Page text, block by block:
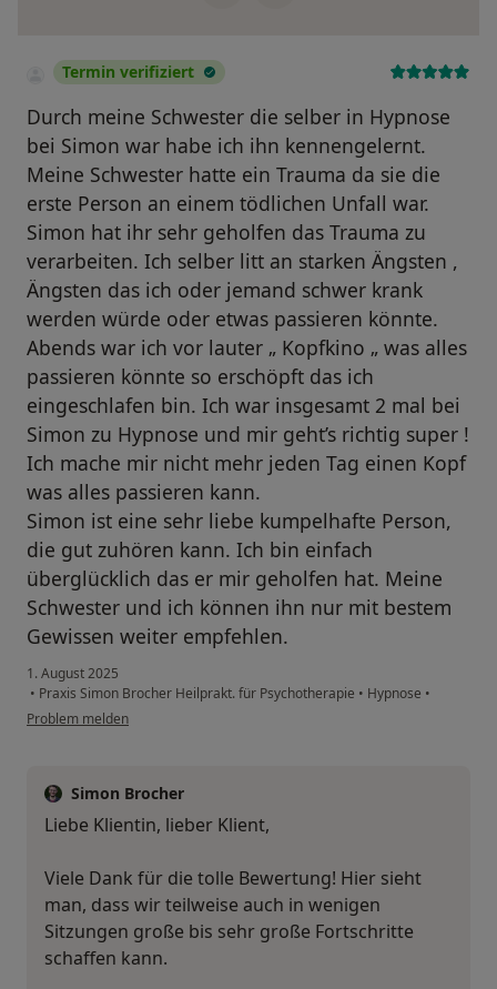
Termin verifiziert
Durch meine Schwester die selber in Hypnose
bei Simon war habe ich ihn kennengelernt.
Meine Schwester hatte ein Trauma da sie die
erste Person an einem tödlichen Unfall war.
Simon hat ihr sehr geholfen das Trauma zu
verarbeiten. Ich selber litt an starken Ängsten ,
Ängsten das ich oder jemand schwer krank
werden würde oder etwas passieren könnte.
Abends war ich vor lauter „ Kopfkino „ was alles
passieren könnte so erschöpft das ich
eingeschlafen bin. Ich war insgesamt 2 mal bei
Simon zu Hypnose und mir geht’s richtig super !
Ich mache mir nicht mehr jeden Tag einen Kopf
was alles passieren kann.
Simon ist eine sehr liebe kumpelhafte Person,
die gut zuhören kann. Ich bin einfach
überglücklich das er mir geholfen hat. Meine
Schwester und ich können ihn nur mit bestem
Gewissen weiter empfehlen.
1. August 2025
• Praxis Simon Brocher Heilprakt. für Psychotherapie • Hypnose •
Problem melden
Simon Brocher
Liebe Klientin, lieber Klient,
Viele Dank für die tolle Bewertung! Hier sieht
man, dass wir teilweise auch in wenigen
Sitzungen große bis sehr große Fortschritte
schaffen kann.